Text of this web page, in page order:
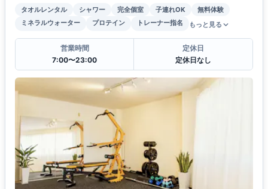
タオルレンタル シャワー 完全個室 子連れOK
無料体験
ミネラルウォーター
プロテイン トレーナー指名 もっと見る
営業時間
7:00〜23:00
定休日
定休日なし